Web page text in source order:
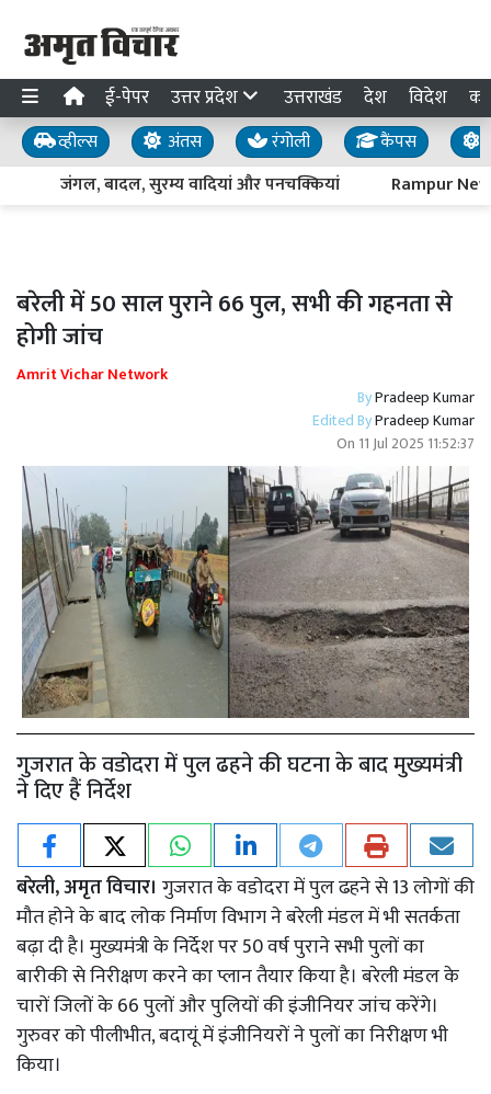
ई-पेपर उत्तर प्रदेश उत्तराखंड देश विदेश
व्हील्स अंतस रंगोली कैंपस
जंगल, बादल, सुरम्य वादियां और पनचक्कियां
Rampur
बरेली में 50 साल पुराने 66 पुल, सभी की गहनता से
होगी जांच
Amrit Vichar Network
ByPradeep Kumar
Edited ByPradeep Kumar
On 11 Jul 2025 11:52:37
गुजरात के वडोदरा में पुल ढहने की घटना के बाद मुख्यमंत्री
ने दिए हैं निर्देश
बरेली, अमृत विचार। गुजरात के वडोदरा में पुल ढहने से 13 लोगों की
मौत होने के बाद लोक निर्माण विभाग ने बरेली मंडल में भी सतर्कता
बढ़ा दी है। मुख्यमंत्री के निर्देश पर 50 वर्ष पुराने सभी पुलों का
बारीकी से निरीक्षण करने का प्लान तैयार किया है। बरेली मंडल के
चारों जिलों के 66 पुलों और पुलियों की इंजीनियर जांच करेंगे।
गुरुवर को पीलीभीत, बदायूं में इंजीनियरों ने पुलों का निरीक्षण भी
किया।